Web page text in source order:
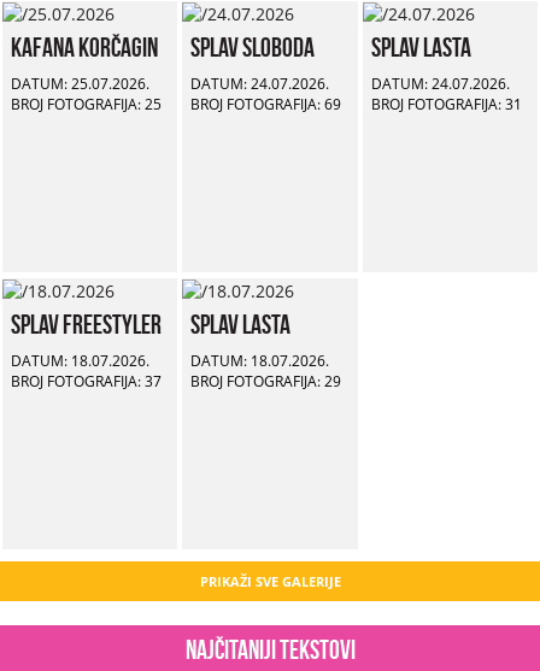
Kafana Korčagin
DATUM: 25.07.2026.
BROJ FOTOGRAFIJA: 25
Splav Sloboda
DATUM: 24.07.2026.
BROJ FOTOGRAFIJA: 69
Splav Lasta
DATUM: 24.07.2026.
BROJ FOTOGRAFIJA: 31
Splav Freestyler
DATUM: 18.07.2026.
BROJ FOTOGRAFIJA: 37
Splav Lasta
DATUM: 18.07.2026.
BROJ FOTOGRAFIJA: 29
PRIKAŽI SVE GALERIJE
Najčitaniji tekstovi